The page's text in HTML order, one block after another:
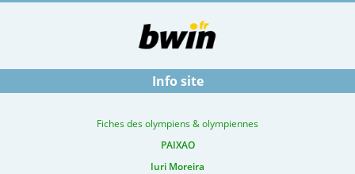
Info site
Fiches des olympiens & olympiennes
PAIXAO
Iuri Moreira